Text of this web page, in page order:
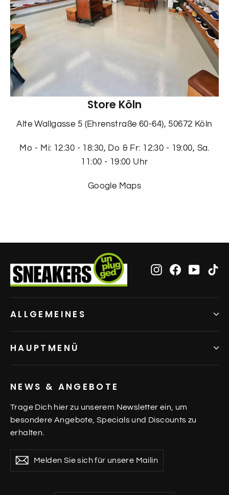
Store Köln
Alte Wallgasse 5 (Ehrenstraße 60-64), 50672 Köln
Mo - Mi: 12:30 - 18:30, Do & Fr: 12:30 - 19:00, Sa.
11:00 - 19:00 Uhr
Google Maps
InstagramFacebook
ALLGEMEINES
HAUPTMENÜ
NEWS & ANGEBOTE
Trage Dich hier zu unserem Newsletter ein, um
besondere Angebote, Specials und Discounts zu
erhalten.
Melden
Sie
Abonnieren
Abonnieren